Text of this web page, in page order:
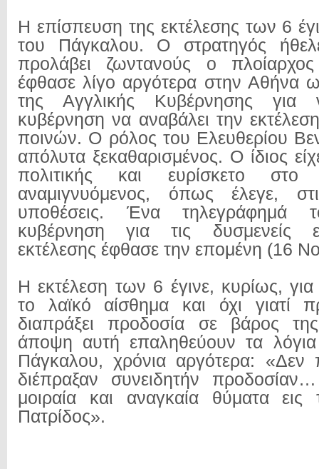
Η επίσπευση της εκτέλεσης των 6
του Πάγκαλου. Ο στρατηγός
προλάβει ζωντανούς ο
έφθασε λίγο αργότερα στην Αθήνα
της Αγγλικής Κυβέρνησης για
κυβέρνηση να αναβάλει την
ποινών. Ο ρόλος του Ελευθερίου
απόλυτα ξεκαθαρισμένος. Ο ίδιος
πολιτικής και ευρίσκετο στο
αναμιγνυόμενος, όπως έλεγε,
υποθέσεις. Ένα τηλεγράφημά
κυβέρνηση για τις δυσμενείς
εκτέλεσης έφθασε την επομένη (16
Η εκτέλεση των 6 έγινε, κυρίως, για
το λαϊκό αίσθημα και όχι γιατί
διαπράξει προδοσία σε βάρος
άποψη αυτή επαληθεύουν τα
Πάγκαλου, χρόνια αργότερα: «Δεν
διέπραξαν συνειδητήν
μοιραία και αναγκαία θύματα
Πατρίδος».